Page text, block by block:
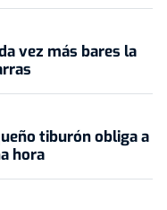
vez más bares la
tiburón obliga a
hora